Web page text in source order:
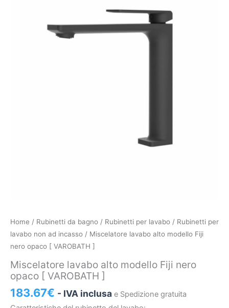
Home / Rubinetti da bagno / Rubinetti per lavabo / Rubinetti per
lavabo non ad incasso / Miscelatore lavabo alto modello Fiji
nero opaco [ VAROBATH ]
Miscelatore lavabo alto modello Fiji nero
opaco [ VAROBATH ]
183.67€ - IVA inclusa e Spedizione gratuita
Miscelatore
lavabo
alto
Fiji
nero
opaco